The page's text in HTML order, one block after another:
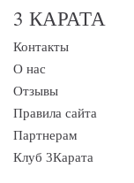
3 КАРАТА
Контакты
О нас
Отзывы
Правила сайта
Партнерам
Клуб 3Карата